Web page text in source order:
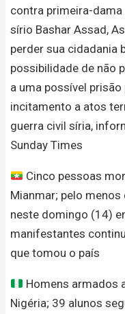
contra primeira-
sírio Bashar Assad,
perder sua cidadania
possibilidade de não
a uma possível
incitamento a atos
guerra civil síria,
Sunday Times
Cinco pessoas
Mianmar; pelo
neste domingo (14)
manifestantes
que tomou o país
Homens armados
Nigéria; 39 alunos